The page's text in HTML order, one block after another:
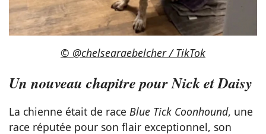
© @chelsearaebelcher / TikTok
Un nouveau chapitre pour Nick et Daisy
La chienne était de race Blue Tick Coonhound, une
race réputée pour son flair exceptionnel, son